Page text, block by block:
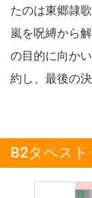
たのは東郷隷
嵐を呪縛から
の目的に向か
約し、最後の
B2タペス